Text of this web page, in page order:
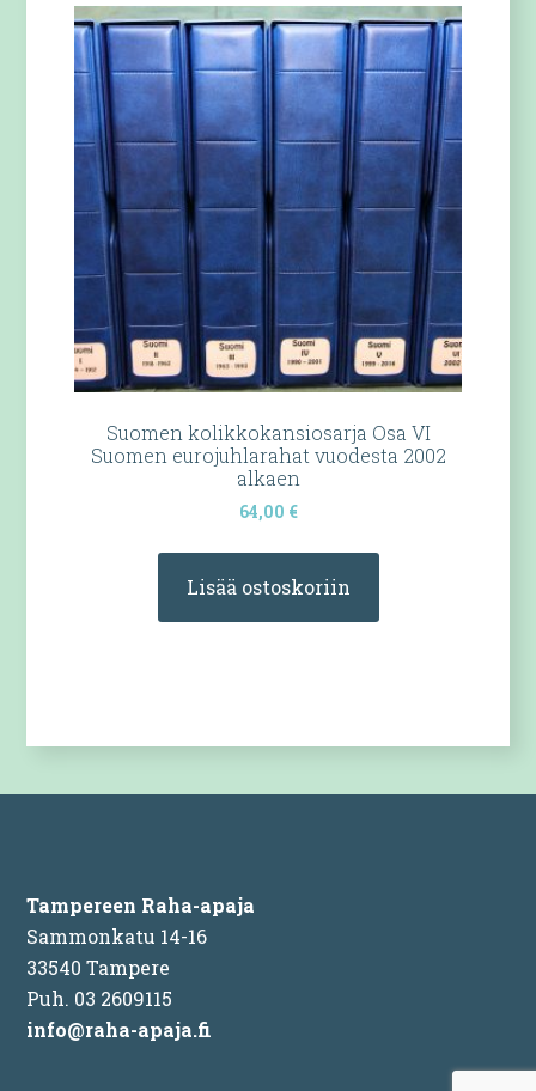
Suomen kolikkokansiosarja Osa VI
Suomen eurojuhlarahat vuodesta 2002
alkaen
64,00 €
Lisää ostoskoriin
Tampereen Raha-apaja
Sammonkatu 14-16
33540 Tampere
Puh. 03 2609115
info@raha-apaja.fi